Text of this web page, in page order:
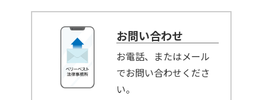
お問い合わせ
お電話、またはメール
でお問い合わせくださ
い。